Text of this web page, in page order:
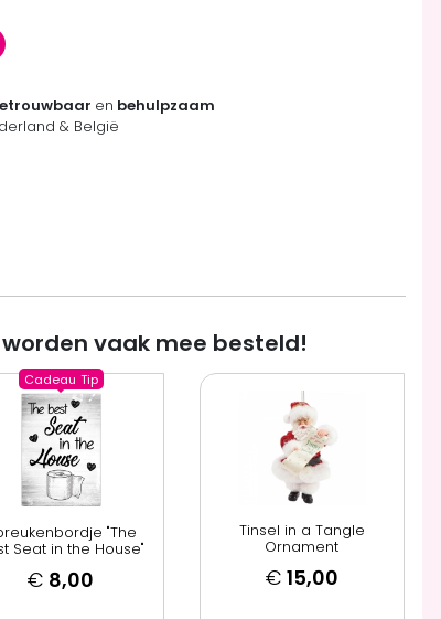
en behulpzaam
& België
vaak mee besteld!
Cadeau Tip
"The
Seat in the House"
€ 8,00
Tinsel in a Tangle
Ornament
€ 15,00